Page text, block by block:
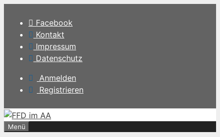
Inhalt
springen
Facebook
Kontakt
Impressum
Datenschutz
Anmelden
Registrieren
Menü